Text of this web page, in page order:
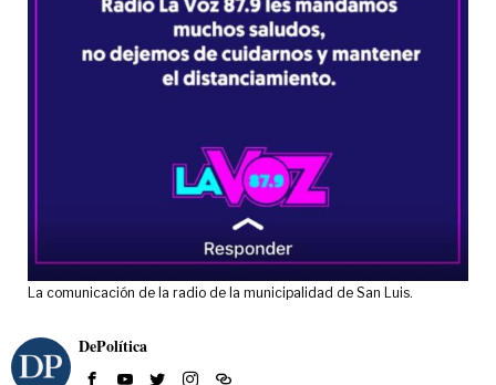
La comunicación de la radio de la municipalidad de San Luis.
DePolítica